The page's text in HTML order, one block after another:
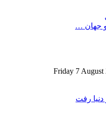
و جهان …